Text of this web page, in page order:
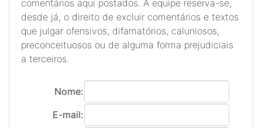
comentários aqui postados. A equipe reserva-se,
desde já, o direito de excluir comentários e textos
que julgar ofensivos, difamatórios, caluniosos,
preconceituosos ou de alguma forma prejudiciais
a terceiros.
Nome:
E-mail: